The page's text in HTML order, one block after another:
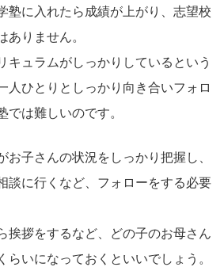
塾に入れたら成績が上がり、志望校
りません。
キュラムがしっかりしているという
人ひとりとしっかり向き合いフォロ
は難しいのです。
お子さんの状況をしっかり把握し、
談に行くなど、フォローをする必要
挨拶をするなど、どの子のお母さん
らいになっておくといいでしょう。